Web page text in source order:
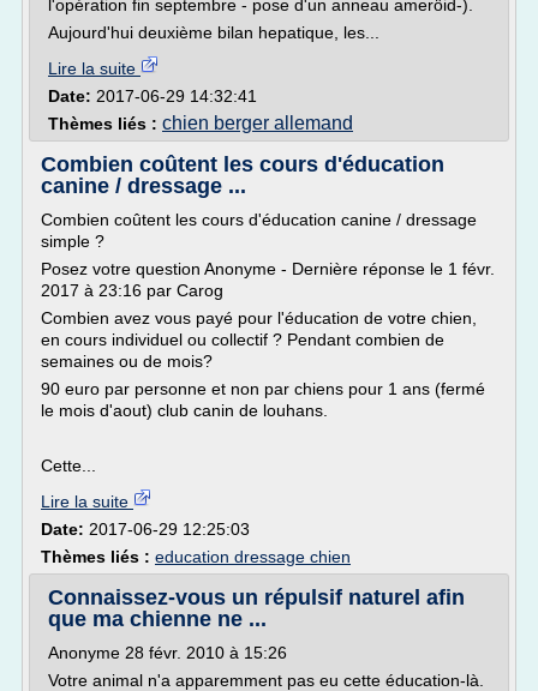
l'opération fin septembre - pose d'un anneau ameröid-).
Aujourd'hui deuxième bilan hepatique, les...
Lire la suite
Date: 2017-06-29 14:32:41
Thèmes liés : chien berger allemand
Combien coûtent les cours d'éducation
canine / dressage ...
Combien coûtent les cours d'éducation canine / dressage
simple ?
Posez votre question Anonyme - Dernière réponse le 1 févr.
2017 à 23:16 par Carog
Combien avez vous payé pour l'éducation de votre chien,
en cours individuel ou collectif ? Pendant combien de
semaines ou de mois?
90 euro par personne et non par chiens pour 1 ans (fermé
le mois d'aout) club canin de louhans.
Cette...
Lire la suite
Date: 2017-06-29 12:25:03
Thèmes liés : education dressage chien
Connaissez-vous un répulsif naturel afin
que ma chienne ne ...
Anonyme 28 févr. 2010 à 15:26
Votre animal n'a apparemment pas eu cette éducation-là.